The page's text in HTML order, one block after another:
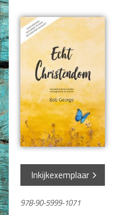
Opvoeding
Alle producten
Man / Vrouw
Man
Vrouw
Alle producten
Seksualiteit
Jongerenboeken
Kinderboeken
Kinderbijbels
Inkijkexemplaar
978-90-5999-1071